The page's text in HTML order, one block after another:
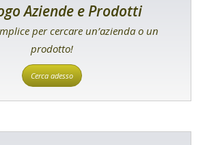
Aziende e Prodotti
per cercare un’azienda o un
prodotto!
Cerca adesso